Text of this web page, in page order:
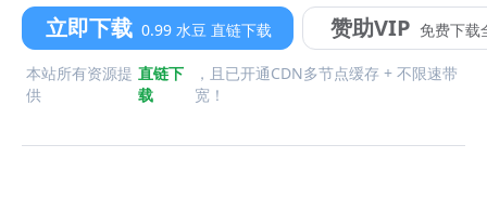
立即下载 0.99 水豆 直链下载 赞助VIP 免费下载
本站所有资源提
供
直链下
载
，且已开通CDN多节点缓存 + 不限速带
宽！